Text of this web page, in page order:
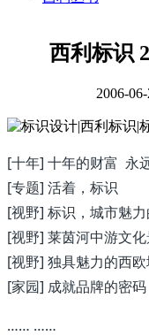
西利标识
2006-
[十年] 十年的财富 永
[专题] 活着，标识
[视野] 标识，城市魅
[视野] 莱茵河中游文
[视野] 独具魅力的西
[家园] 成就品牌的密码
…… ……